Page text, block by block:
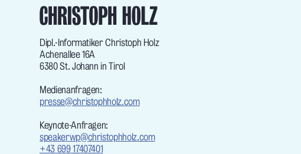
Dipl.-Informatiker Christoph Holz
Achenallee 16A
6380 St. Johann in Tirol
Medienanfragen:
presse@christophholz.com
Keynote-Anfragen:
speakerwp@christophholz.com
+43 699 17407401